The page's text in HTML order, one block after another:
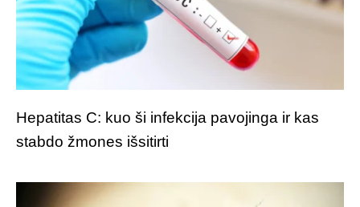
Hepatitas C: kuo ši infekcija pavojinga ir kas
stabdo žmones išsitirti